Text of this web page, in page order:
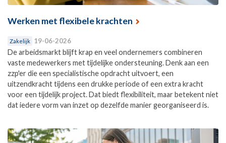
Werken met flexibele krachten
Zakelijk 19-06-2026
De arbeidsmarkt blijft krap en veel ondernemers combineren
vaste medewerkers met tijdelijke ondersteuning. Denk aan een
zzp'er die een specialistische opdracht uitvoert, een
uitzendkracht tijdens een drukke periode of een extra kracht
voor een tijdelijk project. Dat biedt flexibiliteit, maar betekent niet
dat iedere vorm van inzet op dezelfde manier georganiseerd is.